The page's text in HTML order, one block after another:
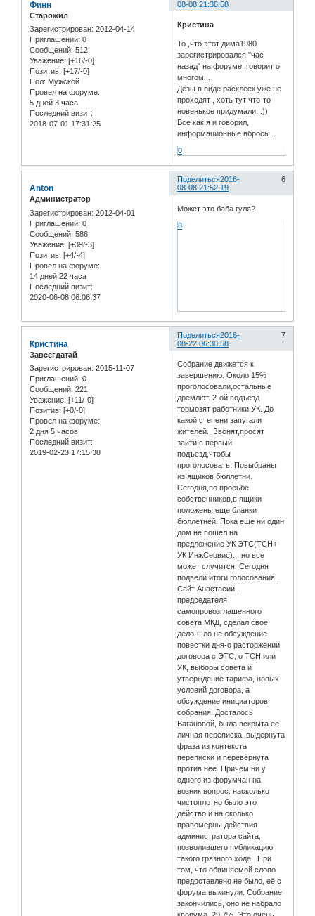
08-08 21:36:58
Финн
Старожил
Зарегистрирован: 2012-04-14
Приглашений: 0
Сообщений: 512
Уважение: [+16/-0]
Позитив: [+17/-0]
Пол: Мужской
Провел на форуме:
5 дней 3 часа
Последний визит:
2018-07-01 17:31:25
Кристина
То ,что этот дима1980
зарегистрировался "час
назад" на форуме, говорит о
многом...
Дезы в виде расклеек уже не
проходят , хоть тут что-то
новенькое придумали...))
Все как я и говорил,
информационные вбросы...
0
Поделиться 6
2016-
08-08 21:52:19
Anton
Администратор
Зарегистрирован: 2012-04-01
Приглашений: 0
Сообщений: 586
Уважение: [+39/-3]
Позитив: [+4/-4]
Провел на форуме:
14 дней 22 часа
Последний визит:
2020-06-08 06:06:37
Может это баба гуля?
0
Поделиться 7
2016-
08-22 06:30:58
Кристина
Завсегдатай
Зарегистрирован: 2015-11-07
Приглашений: 0
Сообщений: 221
Уважение: [+11/-0]
Позитив: [+0/-0]
Провел на форуме:
2 дня 5 часов
Последний визит:
2019-02-23 17:15:38
Собрание движется к
завершению. Около 15%
проголосовали,остальные
дремлют. 2-ой подъезд
тормозят работники УК. До
какой степени запугали
жителей...Звонят,просят
зайти в первый
подъезд,чтобы
проголосовать. Повыбраны
из ящиков бюллетни.
Сегодня,по просьбе
собственников,в ящики
положены еще бланки
бюллетней. Пока еще ни один
дом не пошел на
предложение УК ЭТС(ТСН+
УК ИнжСервис)...,но все
может случится. Сегодня
подвели итоги голосования.
Сайт Анастасии ,
председателя
самопровозглашенного
совета МКД, сделал своё
дело-шло не обсуждение
повестки дня-о расторжении
договора с ЭТС, о ТСН или
УК, выборы совета и
утверждение тарифа, новых
условий договора, а
обсуждение инициаторов
собрания. Досталось
Вагановой, была вскрыта её
личная переписка, выдернута
фраза из контекста
переписки и перевёрнута
против неё. Причём ни у
одного из форумчан на
возник вопрос: насколько
чистоплотно было это
действо и на сколько
правомерны действия
администратора сайта,
позволившего публикацию
такого грязного хода. При
том, что обвиняемой слово
предоставлено не было, её с
форума выкинули. Собрание
закончились, оно не набрало